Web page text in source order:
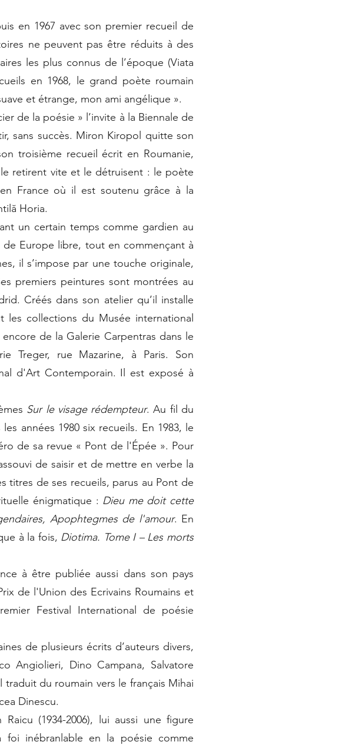
en 1967 avec son premier recueil de
ne peuvent pas être réduits à des
les plus connus de l’époque (Viata
en 1968, le grand poète roumain
et étrange, mon ami angélique ».
de la poésie » l’invite à la Biennale de
sans succès. Miron Kiropol quitte son
troisième recueil écrit en Roumanie,
le retirent vite et le détruisent : le poète
France où il est soutenu grâce à la
Horia.
un certain temps comme gardien au
Europe libre, tout en commençant à
il s’impose par une touche originale,
premiers peintures sont montrées au
Créés dans son atelier qu’il installe
collections du Musée international
de la Galerie Carpentras dans le
Treger, rue Mazarine, à Paris. Son
d'Art Contemporain. Il est exposé à
Sur le visage rédempteur. Au fil du
années 1980 six recueils. En 1983, le
de sa revue « Pont de l'Épée ». Pour
de saisir et de mettre en verbe la
titres de ses recueils, parus au Pont de
énigmatique : Dieu me doit cette
Apophtegmes de l'amour. En
à la fois, Diotima. Tome I – Les morts
à être publiée aussi dans son pays
de l'Union des Ecrivains Roumains et
Festival International de poésie
de plusieurs écrits d’auteurs divers,
Angiolieri, Dino Campana, Salvatore
du roumain vers le français Mihai
Dinescu.
(1934-2006), lui aussi une figure
foi inébranlable en la poésie comme